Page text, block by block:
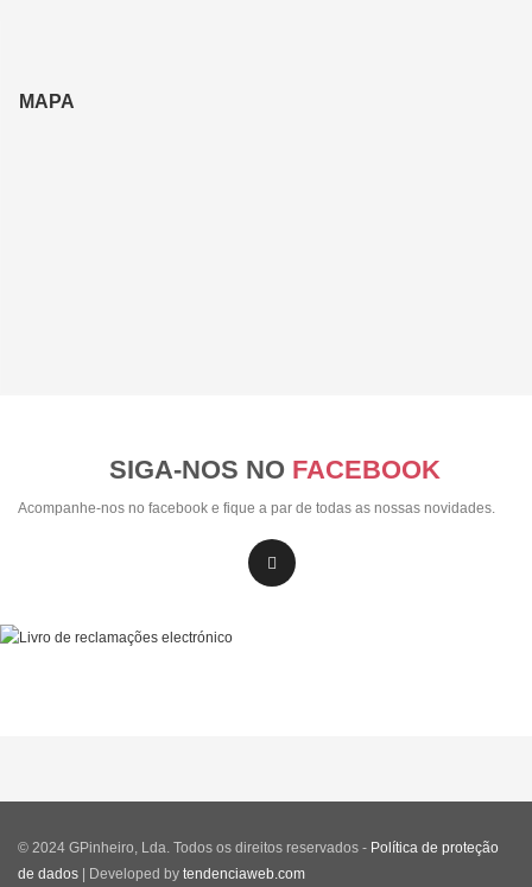
MAPA
SIGA-NOS NO FACEBOOK
Acompanhe-nos no facebook e fique a par de todas as nossas novidades.
© 2024 GPinheiro, Lda. Todos os direitos reservados - Política de proteção
de dados | Developed by tendenciaweb.com